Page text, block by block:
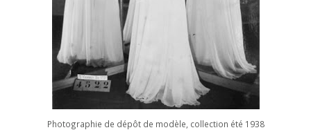
Photographie de dépôt de modèle, collection été 1938